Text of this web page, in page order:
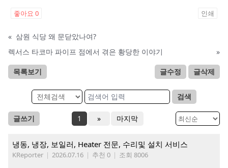
좋아요 0 인쇄
« 삼원 식당 왜 문닫았나여?
렉서스 타코마 파이프 점에서 겪은 황당한 이야기
»
목록보기 글수정 글삭제
검색
글쓰기 1 » 마지막
냉동, 냉장, 보일러, Heater 전문, 수리및 설치 서비스
KReporter | 2026.07.16 | 추천 0 | 조회 8006